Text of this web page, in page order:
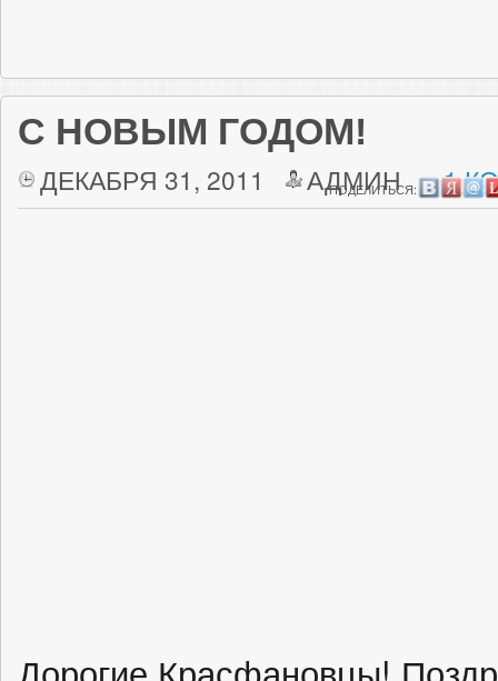
С НОВЫМ ГОДОМ!
ДЕКАБРЯ 31, 2011 АДМИН 1
ПОДЕЛИТЬСЯ: